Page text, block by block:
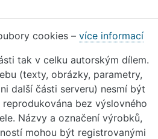
cookies – více informací
tak v celku autorským dílem.
(texty, obrázky, parametry,
další části serveru) nesmí být
bez výslovného
Názvy a označení výrobků,
mohou být registrovanými